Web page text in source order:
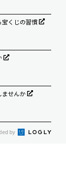
くじの習慣
ませんか
by